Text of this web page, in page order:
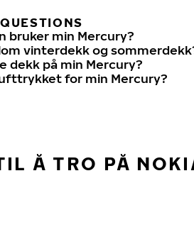
bruker min Mercury?
vinterdekk og
dekk på min Mercury?
for min Mercury?
Å TRO PÅ